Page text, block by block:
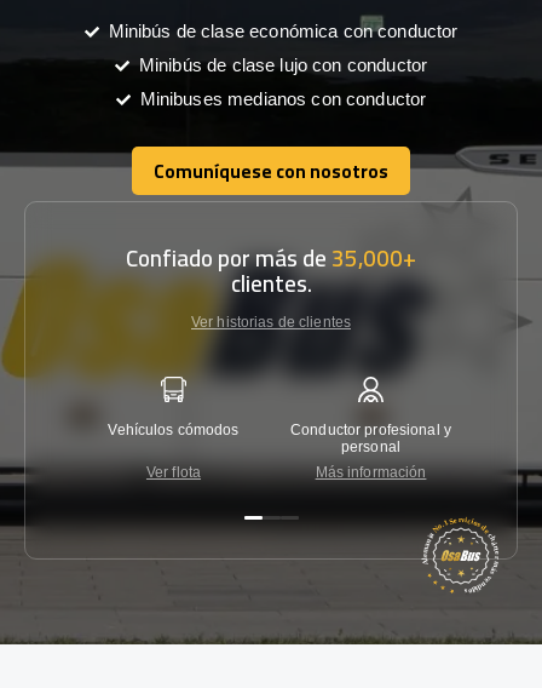
Minibús de clase económica con conductor
Minibús de clase lujo con conductor
Minibuses medianos con conductor
Comuníquese con nosotros
Comuníquese con nosotros
Confiado por más de35,000+
clientes.
Ver historias de clientes
Vehículos cómodos
Ver flota
Conductor profesional y
personal
Más información